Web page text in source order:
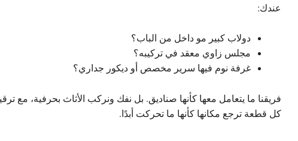
عندك:
دولاب كبير مو داخل من الباب؟
مجلس زاوي معقد في تركيبه؟
غرفة نوم فيها سرير مخصص أو ديكور جداري؟
فريقنا ما يتعامل معها كأنها صناديق. بل نفك ونركب الأثاث بحرفية،
كل قطعة ترجع مكانها كأنها ما تحركت أبدًا.